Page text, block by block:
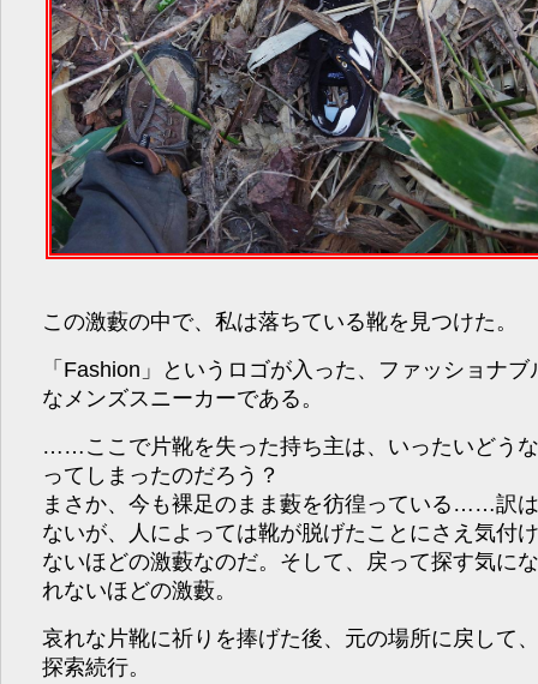
この激藪の中で、私は落ちている靴を見つけた。
「Fashion」というロゴが入った、ファッショナブ
なメンズスニーカーである。
……ここで片靴を失った持ち主は、いったいどう
ってしまったのだろう？
まさか、今も裸足のまま藪を彷徨っている……訳
ないが、人によっては靴が脱げたことにさえ気付
ないほどの激藪なのだ。そして、戻って探す気に
れないほどの激藪。
哀れな片靴に祈りを捧げた後、元の場所に戻して
探索続行。